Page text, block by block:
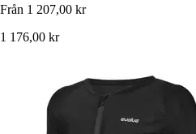
Från 1 207,00 kr
1 176,00 kr